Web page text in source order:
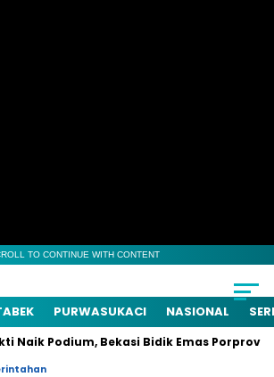
TO CONTINUE WITH CONTENT
PURWASUKACI NASIONAL
Naik Podium, Bekasi Bidik Emas Porprov